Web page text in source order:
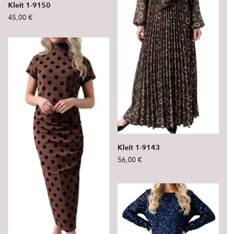
Kleit 1-9150
45,00 €
Kleit 1-9143
56,00 €